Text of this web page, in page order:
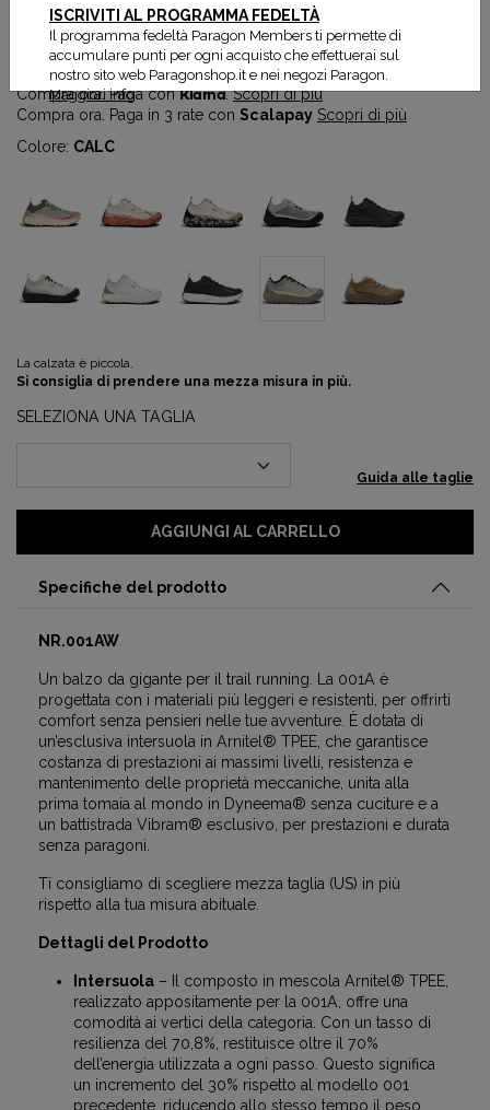
270,00 €
Compra ora. Paga conKlarna.Scopri di più
Compra ora. Paga in 3 rate con Scalapay Scopri di più
Colore: CALC
La calzata è piccola.
Si consiglia di prendere una mezza misura in più.
SELEZIONA UNA TAGLIA
Guida alle taglie
AGGIUNGI AL CARRELLO
Specifiche del prodotto
NR.001AW
Un balzo da gigante per il trail running. La 001A è
progettata con i materiali più leggeri e resistenti, per offrirti
comfort senza pensieri nelle tue avventure. È dotata di
un’esclusiva intersuola in Arnitel® TPEE, che garantisce
costanza di prestazioni ai massimi livelli, resistenza e
mantenimento delle proprietà meccaniche, unita alla
prima tomaia al mondo in Dyneema® senza cuciture e a
un battistrada Vibram® esclusivo, per prestazioni e durata
senza paragoni.
Ti consigliamo di scegliere mezza taglia (US) in più
rispetto alla tua misura abituale.
Dettagli del Prodotto
Intersuola – Il composto in mescola Arnitel® TPEE,
realizzato appositamente per la 001A, offre una
comodità ai vertici della categoria. Con un tasso di
resilienza del 70,8%, restituisce oltre il 70%
dell’energia utilizzata a ogni passo. Questo significa
un incremento del 30% rispetto al modello 001
precedente, riducendo allo stesso tempo il peso
ISCRIVITI AL PROGRAMMA FEDELTÀ
Il programma fedeltà Paragon Members ti permette di
accumulare punti per ogni acquisto che effettuerai sul
nostro sito web Paragonshop.it e nei negozi Paragon.
Maggiori info